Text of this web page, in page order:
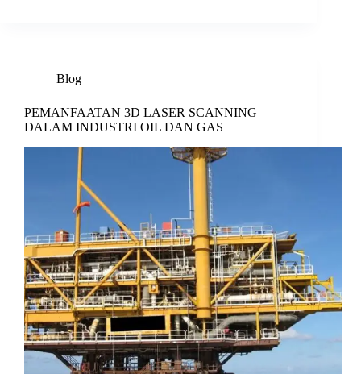
Blog
PEMANFAATAN 3D LASER SCANNING
DALAM INDUSTRI OIL DAN GAS